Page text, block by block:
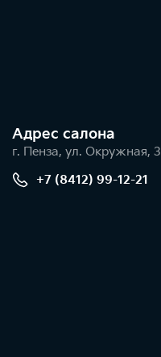
Адрес салонa
г. Пенза, ул. Окружная, 3
+7 (8412) 99-12-21